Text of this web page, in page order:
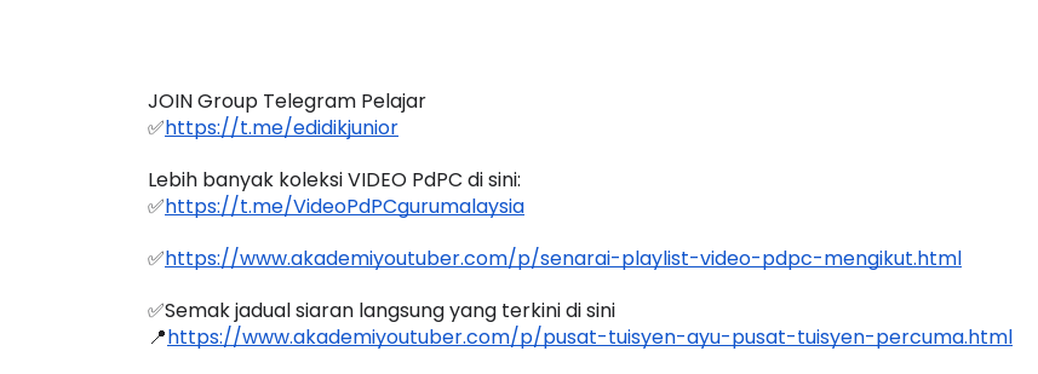
JOIN Group Telegram Pelajar
✅https://t.me/edidikjunior
Lebih banyak koleksi VIDEO PdPC di sini:
✅https://t.me/VideoPdPCgurumalaysia
✅https://www.akademiyoutuber.com/p/senarai-playlist-video-pdpc-mengikut.html
✅Semak jadual siaran langsung yang terkini di sini
📍https://www.akademiyoutuber.com/p/pusat-tuisyen-ayu-pusat-tuisyen-percuma.html
PROFESIONAL 8 :
MALAYSIA
BICARA KORPORAT 3 : PROGRAM
BERKUALITI (AMALAN PER...
Yu. Chekgu LK 7 hari yang lalu